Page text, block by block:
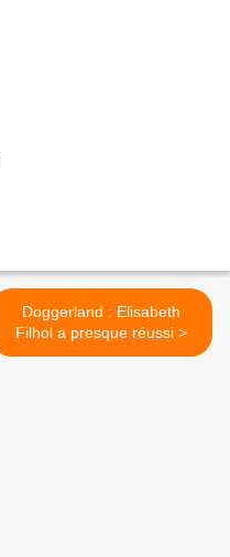
Doggerland : Elisabeth
Filhol a presque réussi >